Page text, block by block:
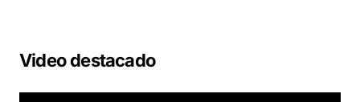
Video destacado